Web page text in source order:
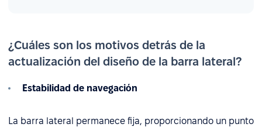
¿Cuáles son los motivos detrás de la
actualización del diseño de la barra lateral?
Estabilidad de navegación
La barra lateral permanece fija, proporcionando un punto